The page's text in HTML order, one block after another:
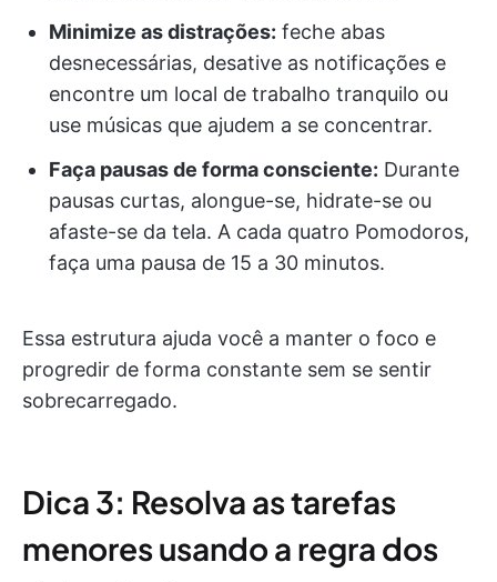
Minimize as distrações: feche abas
desnecessárias, desative as notificações e
encontre um local de trabalho tranquilo ou
use músicas que ajudem a se concentrar.
Faça pausas de forma consciente: Durante
pausas curtas, alongue-se, hidrate-se ou
afaste-se da tela. A cada quatro Pomodoros,
faça uma pausa de 15 a 30 minutos.
Essa estrutura ajuda você a manter o foco e
progredir de forma constante sem se sentir
sobrecarregado.
Dica 3: Resolva as tarefas
menores usando a regra dos